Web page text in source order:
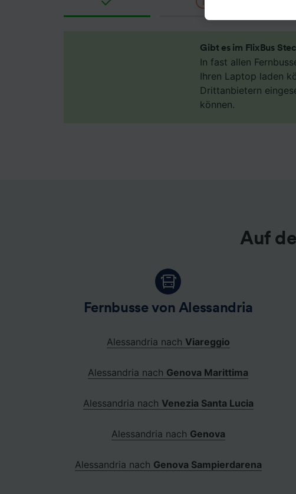
Gibt es im FlixBus
In fast allen
Ihren Laptop laden
Drittanbietern
können.
Auf
Fernbusse von Alessandria
Alessandria nach Viareggio
Alessandria nach Genova Marittima
Alessandria nach Venezia Santa Lucia
Alessandria nach Genova
Alessandria nach Genova Sampierdarena
akzeptieren
berechtigtem
unseren
Daten
haben, Ihr
Wir und
Verwendung